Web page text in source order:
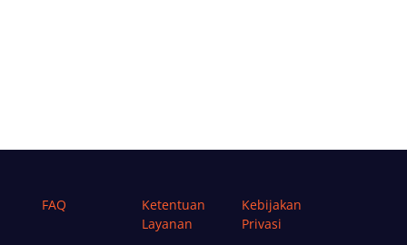
FAQ
Ketentuan
Layanan
Kebijakan
Privasi